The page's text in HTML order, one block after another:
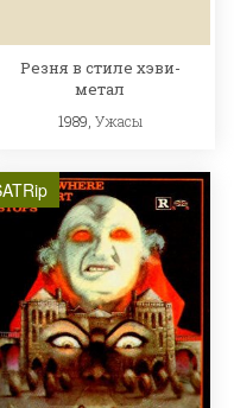
Резня в стиле хэви-
метал
1989, Ужасы